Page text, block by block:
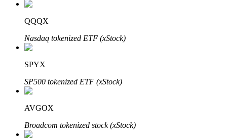
Prêts
Service d'emprunt adossé à des cryptomonnaies
QQQX
Nasdaq tokenized ETF (xStock)
SPYX
SP500 tokenized ETF (xStock)
AVGOX
Broadcom tokenized stock (xStock)